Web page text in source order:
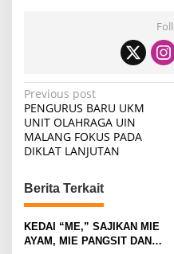
P
o
s
n
a
v
Previous post
PENGURUS BARU UKM
UNIT OLAHRAGA UIN
MALANG FOKUS PADA
DIKLAT LANJUTAN
Berita Terkait
KEDAI “ME,” SAJIKAN MIE
AYAM, MIE PANGSIT DAN